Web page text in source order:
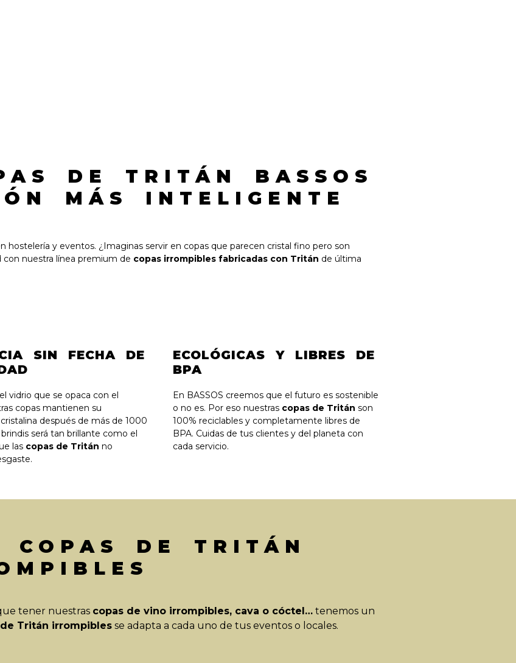
DE TRITÁN BASSOS
MÁS INTELIGENTE
hostelería y eventos. ¿Imaginas servir en copas que parecen cristal fino pero son
nuestra línea premium de copas irrompibles fabricadas con Tritán de última
SIN FECHA DE
vidrio que se opaca con el
copas mantienen su
después de más de 1000
brindis será tan brillante como el
las copas de Tritán no
ECOLÓGICAS Y LIBRES DE
BPA
En BASSOS creemos que el futuro es sostenible
o no es. Por eso nuestras copas de Tritán son
100% reciclables y completamente libres de
BPA. Cuidas de tus clientes y del planeta con
cada servicio.
COPAS DE TRITÁN
tener nuestras copas de vino irrompibles, cava o cóctel…tenemos un
Tritán irrompiblesse adapta a cada uno de tus eventos o locales.